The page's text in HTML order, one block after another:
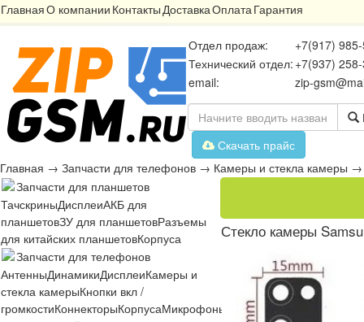
ГлавнаяО компании КонтактыДоставкаОплатаГарантия
Отдел продаж:
+7(917)
Технический отдел: +7(937)
email:
zip-
Скачать прайс
Главная → Запчасти для телефонов → Камеры и стекла камеры
Запчасти для планшетов
ТачскриныДисплеиАКБ для
планшетовЗУ для планшетовРазъемы
для китайских планшетовКорпуса
Запчасти для телефонов
АнтенныДинамикиДисплеиКамеры и
стекла камерыКнопки вкл /
громкостиКоннекторыКорпусаМикрофоны Микросхемы
Стекло камеры